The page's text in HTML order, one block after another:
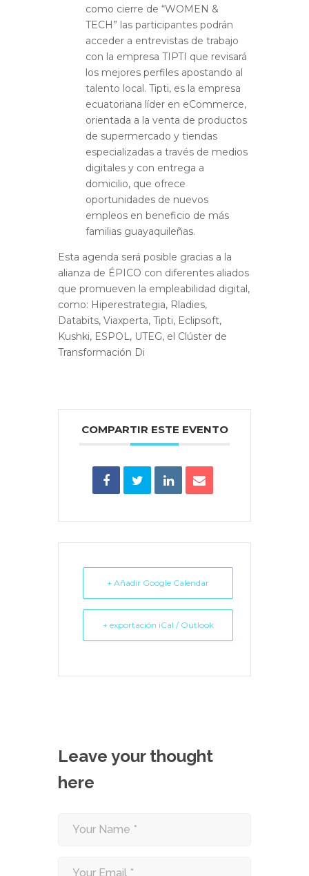
como cierre de “WOMEN &
TECH” las participantes podrán
acceder a entrevistas de trabajo
con la empresa TIPTI que revisará
los mejores perfiles apostando al
talento local. Tipti, es la empresa
ecuatoriana líder en eCommerce,
orientada a la venta de productos
de supermercado y tiendas
especializadas a través de medios
digitales y con entrega a
domicilio, que ofrece
oportunidades de nuevos
empleos en beneficio de más
familias guayaquileñas.
Esta agenda será posible gracias a la
alianza de ÉPICO con diferentes aliados
que promueven la empleabilidad digital,
como: Hiperestrategia, Rladies,
Databits, Viaxperta, Tipti, Eclipsoft,
Kushki, ESPOL, UTEG, el Clúster de
Transformación Di
COMPARTIR ESTE EVENTO
+ Añadir Google Calendar
+ exportación iCal / Outlook
Leave your thought
here